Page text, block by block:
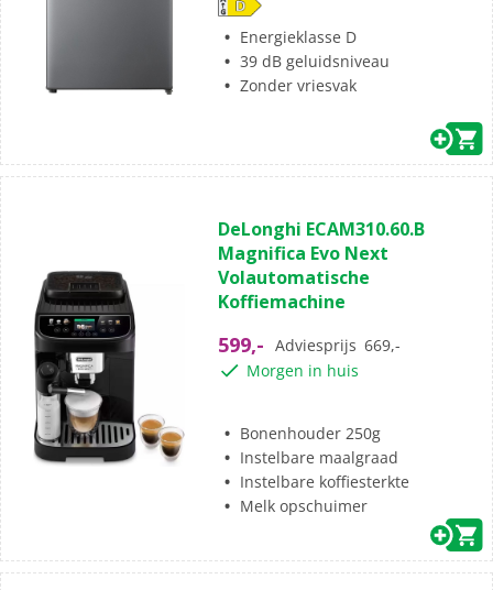
Energieklasse D
39 dB geluidsniveau
Zonder vriesvak
DeLonghi ECAM310.60.B
Magnifica Evo Next
Volautomatische
Koffiemachine
599,- Adviesprijs 669,-
Morgen in huis
Bonenhouder 250g
Instelbare maalgraad
Instelbare koffiesterkte
Melk opschuimer